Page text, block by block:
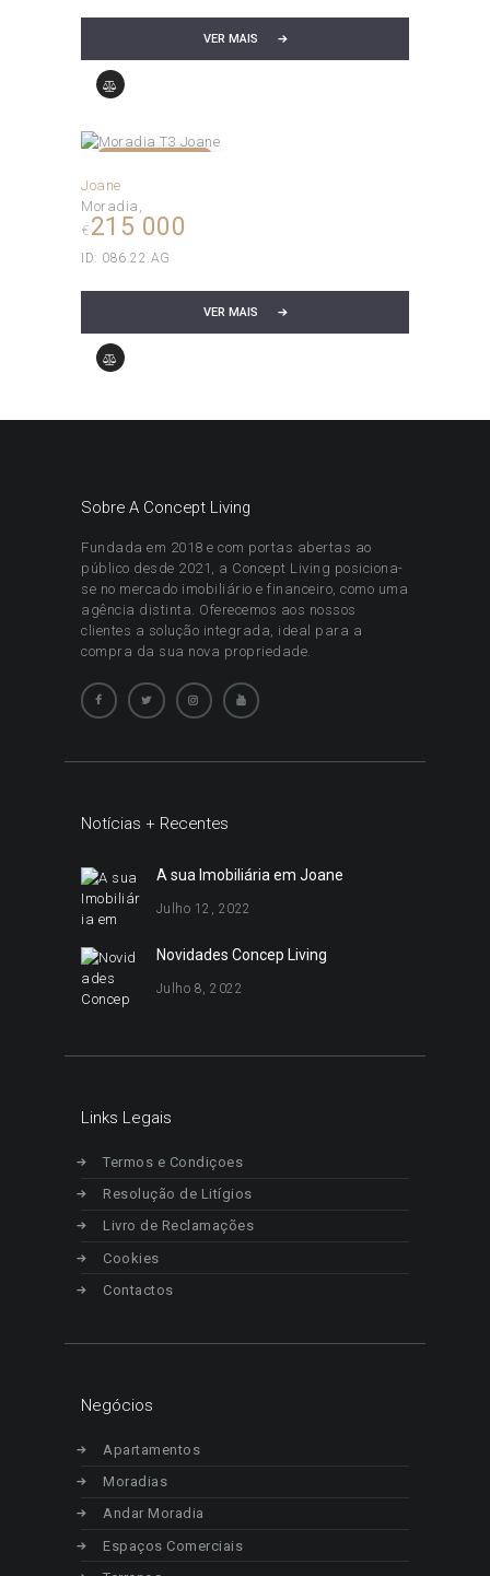
VER MAIS
Joane
Moradia
€ 215 000
ID: 086.22.AG
VER MAIS
Sobre A Concept Living
Fundada em 2018 e com portas abertas ao
público desde 2021, a Concept Living posiciona-
se no mercado imobiliário e financeiro, como uma
agência distinta. Oferecemos aos nossos
clientes a solução integrada, ideal para a
compra da sua nova propriedade.
Notícias + Recentes
A sua Imobiliária em Joane
Julho 12, 2022
Novidades Concep Living
Julho 8, 2022
Links Legais
Termos e Condiçoes
Resolução de Litígios
Livro de Reclamações
Cookies
Contactos
Negócios
Apartamentos
Moradias
Andar Moradia
Espaços Comerciais